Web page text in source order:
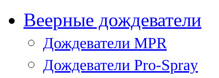
Веерные дождеватели
Дождеватели MPR
Дождеватели Pro-Spray